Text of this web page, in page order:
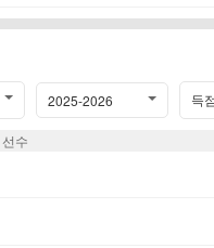
2025-2026 득
선수